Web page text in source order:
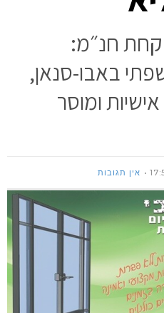
חנ״מ:
באבו-סנאן,
ומוסר
אין תגובות